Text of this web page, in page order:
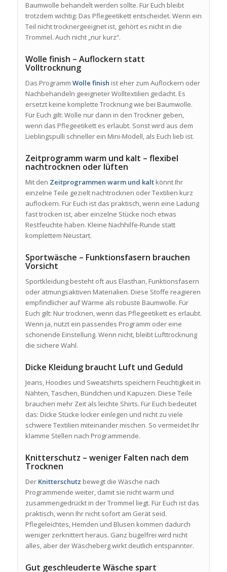
Baumwolle behandelt werden sollte. Für Euch bleibt
trotzdem wichtig: Das Pflegeetikett entscheidet. Wenn ein
Teil nicht trocknergeeignet ist, gehört es nicht in die
Trommel. Auch nicht „nur kurz“.
Wolle finish – Auflockern statt
Volltrocknung
Das Programm Wolle finish ist eher zum Auflockern oder
Nachbehandeln geeigneter Wolltextilien gedacht. Es
ersetzt keine komplette Trocknung wie bei Baumwolle.
Für Euch gilt: Wolle nur dann in den Trockner geben,
wenn das Pflegeetikett es erlaubt. Sonst wird aus dem
Lieblingspulli schneller ein Mini-Modell, als Euch lieb ist.
Zeitprogramm warm und kalt – flexibel
nachtrocknen oder lüften
Mit den Zeitprogrammen warm und kaltkönnt Ihr
einzelne Teile gezielt nachtrocknen oder Textilien kurz
auflockern. Für Euch ist das praktisch, wenn eine Ladung
fast trocken ist, aber einzelne Stücke noch etwas
Restfeuchte haben. Kleine Nachhilfe-Runde statt
komplettem Neustart.
Sportwäsche – Funktionsfasern brauchen
Vorsicht
Sportkleidung besteht oft aus Elasthan, Funktionsfasern
oder atmungsaktiven Materialien. Diese Stoffe reagieren
empfindlicher auf Wärme als robuste Baumwolle. Für
Euch gilt: Nur trocknen, wenn das Pflegeetikett es erlaubt.
Wenn ja, nutzt ein passendes Programm oder eine
schonende Einstellung. Wenn nicht, bleibt Lufttrocknung
die sichere Wahl.
Dicke Kleidung braucht Luft und Geduld
Jeans, Hoodies und Sweatshirts speichern Feuchtigkeit in
Nähten, Taschen, Bündchen und Kapuzen. Diese Teile
brauchen mehr Zeit als leichte Shirts. Für Euch bedeutet
das: Dicke Stücke locker einlegen und nicht zu viele
schwere Textilien miteinander mischen. So vermeidet Ihr
klamme Stellen nach Programmende.
Knitterschutz – weniger Falten nach dem
Trocknen
Der Knitterschutz bewegt die Wäsche nach
Programmende weiter, damit sie nicht warm und
zusammengedrückt in der Trommel liegt. Für Euch ist das
praktisch, wenn Ihr nicht sofort am Gerät seid.
Pflegeleichtes, Hemden und Blusen kommen dadurch
weniger zerknittert heraus. Ganz bügelfrei wird nicht
alles, aber der Wäscheberg wirkt deutlich entspannter.
Gut geschleuderte Wäsche spart